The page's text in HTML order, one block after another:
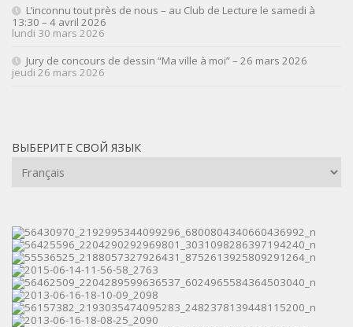
L’inconnu tout près de nous – au Club de Lecture le samedi à
13:30 – 4 avril 2026
lundi 30 mars 2026
Jury de concours de dessin “Ma ville à moi” – 26 mars 2026
jeudi 26 mars 2026
ВЫБЕРИТЕ СВОЙ ЯЗЫК